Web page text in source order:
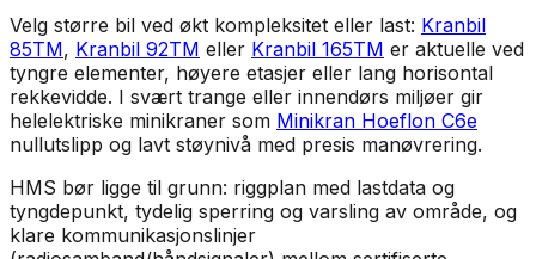
Velg større bil ved økt kompleksitet eller last: Kranbil
85TM, Kranbil 92TM eller Kranbil 165TM er aktuelle ved
tyngre elementer, høyere etasjer eller lang horisontal
rekkevidde. I svært trange eller innendørs miljøer gir
helelektriske minikraner som Minikran Hoeflon C6e
nullutslipp og lavt støynivå med presis manøvrering.
HMS bør ligge til grunn: riggplan med lastdata og
tyngdepunkt, tydelig sperring og varsling av område, og
klare kommunikasjonslinjer